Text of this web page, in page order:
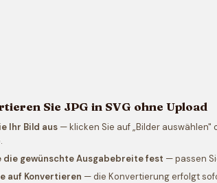
Sie JPG in SVG ohne Upload
Ihr Bild aus — klicken Sie auf „Bilder
die gewünschte Ausgabebreite fest — passen
auf Konvertieren — die Konvertierung erfolgt